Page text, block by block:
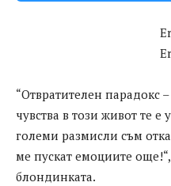
“Отвратителен парадокс
чувства в този живот те
големи размисли съм
ме пускат емоциите
блондинката.